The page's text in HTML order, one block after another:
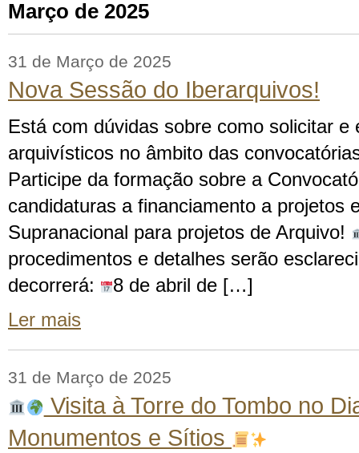
Março de 2025
31 de Março de 2025
Nova Sessão do Iberarquivos!
Está com dúvidas sobre como solicitar e
arquivísticos no âmbito das
Participe da formação sobre a
candidaturas a financiamento a projetos
Supranacional para projetos de Arquivo!
procedimentos e detalhes serão
decorrerá:
8 de abril de […]
Ler mais
31 de Março de 2025
Visita à Torre do Tombo no
Monumentos e Sítios